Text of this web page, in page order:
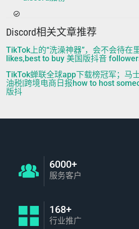
Discord相关文章推荐
TikTok上的“洗澡神器”，会不会待在
likes,best to buy 美国版抖音
TikTok蝉联全球app下载榜冠军；马
油税|跨境电商日报how to host
版抖
6000+
服务客户
168+
行业推广